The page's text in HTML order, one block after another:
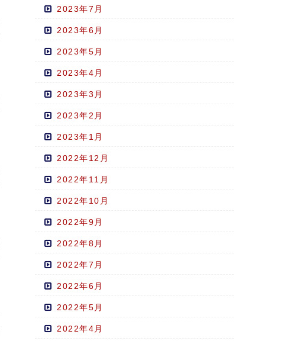
2023年7月
2023年6月
2023年5月
2023年4月
2023年3月
2023年2月
2023年1月
2022年12月
2022年11月
2022年10月
2022年9月
2022年8月
2022年7月
2022年6月
2022年5月
2022年4月